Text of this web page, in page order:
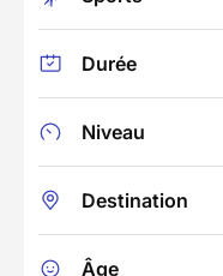
Durée
Niveau
Destination
Âge